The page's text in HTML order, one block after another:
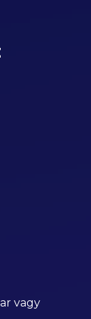
vagy